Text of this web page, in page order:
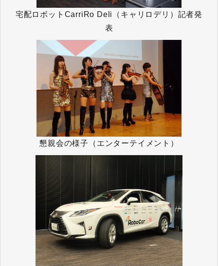
宅配ロボットCarriRo Deli（キャリロデリ）記者発
表
懇親会の様子（エンターテイメント）